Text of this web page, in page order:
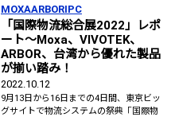
MOXAARBORIPC
「国際物流総合展2022」レポ
ート～Moxa、VIVOTEK、
ARBOR、台湾から優れた製品
が揃い踏み！
2022.10.12
9月13日から16日までの4日間、東京ビッ
グサイトで物流システムの祭典「国際物